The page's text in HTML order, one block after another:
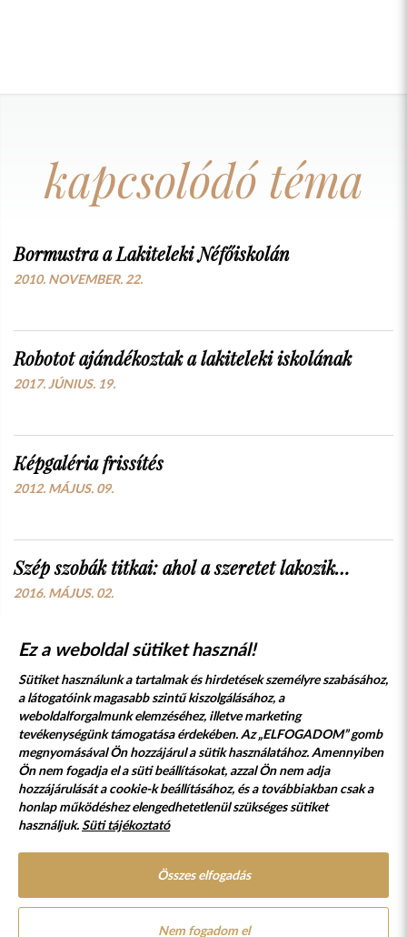
kapcsolódó téma
Bormustra a Lakiteleki Néfőiskolán
2010. NOVEMBER. 22.
Robotot ajándékoztak a lakiteleki iskolának
2017. JÚNIUS. 19.
Képgaléria frissítés
2012. MÁJUS. 09.
Szép szobák titkai: ahol a szeretet lakozik…
2016. MÁJUS. 02.
Süti szabályzat Adatvédelmi nyilatkozat
Jogi nyilatkozat
© 2017 - 2026 NÉPFŐISKOLA ALAPÍTVÁNY, LAKITELEK. MINDEN JOG
Ez a weboldal sütiket használ!
Sütiket használunk a tartalmak és hirdetések személyre szabásához,
a látogatóink magasabb szintű kiszolgálásához, a
weboldalforgalmunk elemzéséhez, illetve marketing
tevékenységünk támogatása érdekében. Az „ELFOGADOM” gomb
megnyomásával Ön hozzájárul a sütik használatához. Amennyiben
Ön nem fogadja el a süti beállításokat, azzal Ön nem adja
hozzájárulását a cookie-k beállításához, és a továbbiakban csak a
honlap működéshez elengedhetetlenül szükséges sütiket
használjuk.Süti tájékoztató
Összes elfogadás
Nem fogadom el